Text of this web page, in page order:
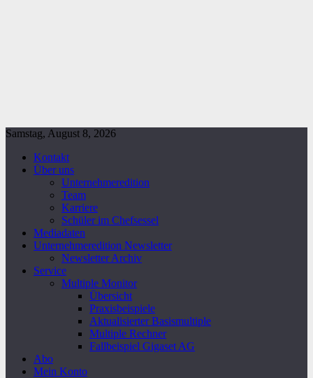
Samstag, August 8, 2026
Kontakt
Über uns
Unternehmeredition
Team
Karriere
Schüler im Chefsessel
Mediadaten
Unternehmeredition Newsletter
Newsletter Archiv
Service
Multiple Monitor
Übersicht
Praxisbeispiele
Aktualisierter Basismultiple
Multiple Rechner
Fallbeispiel Gigaset AG
Abo
Mein Konto